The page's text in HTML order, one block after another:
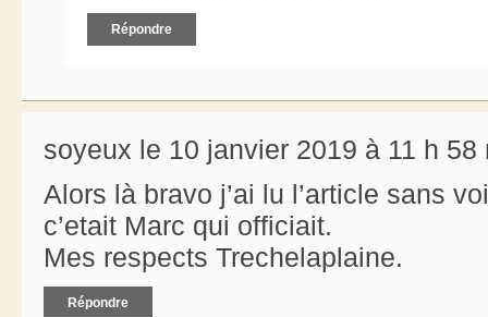
Répondre
soyeux le 10 janvier 2019 à 11 h 58
Alors là bravo j’ai lu l’article sans
c’etait Marc qui officiait.
Mes respects Trechelaplaine.
Répondre